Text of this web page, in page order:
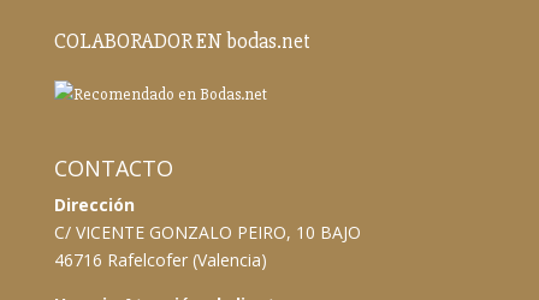
COLABORADOR EN bodas.net
CONTACTO
Dirección
C/ VICENTE GONZALO PEIRO, 10 BAJO
46716 Rafelcofer (Valencia)